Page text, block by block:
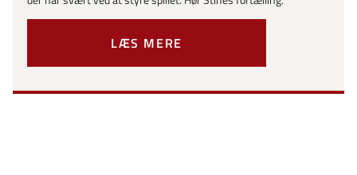
LÆS MERE